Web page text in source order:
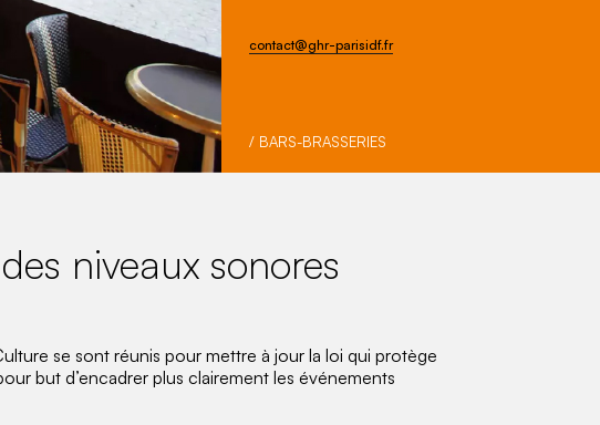
contact@ghr-parisidf.fr
/ BARS-BRASSERIES
niveaux sonores
se sont réunis pour mettre à jour la loi qui protège
but d’encadrer plus clairement les événements